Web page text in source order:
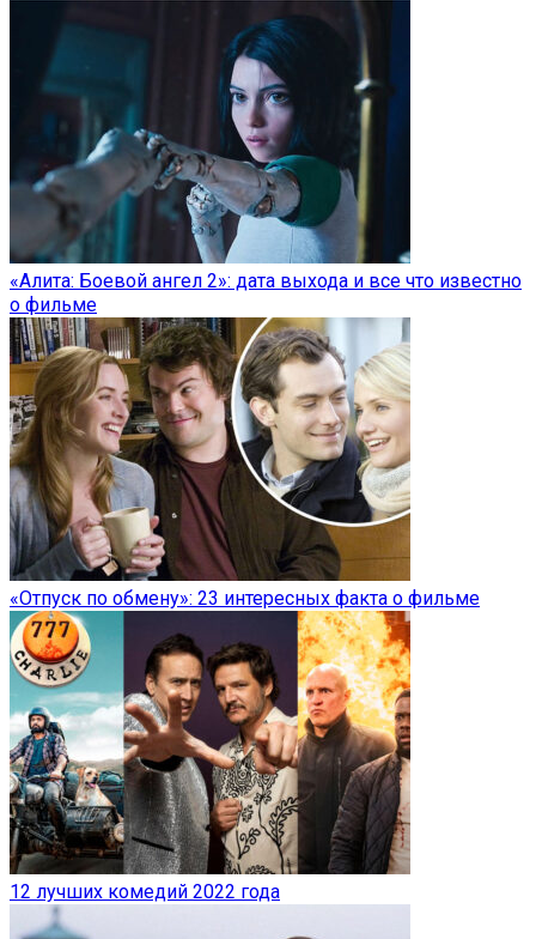
«Алита: Боевой ангел 2»: дата выхода и все что известно
о фильме
«Отпуск по обмену»: 23 интересных факта о фильме
12 лучших комедий 2022 года